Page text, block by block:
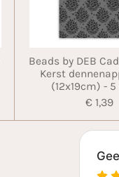
Beads by DEB
Kerst
(12x19cm) -
€ 1,39